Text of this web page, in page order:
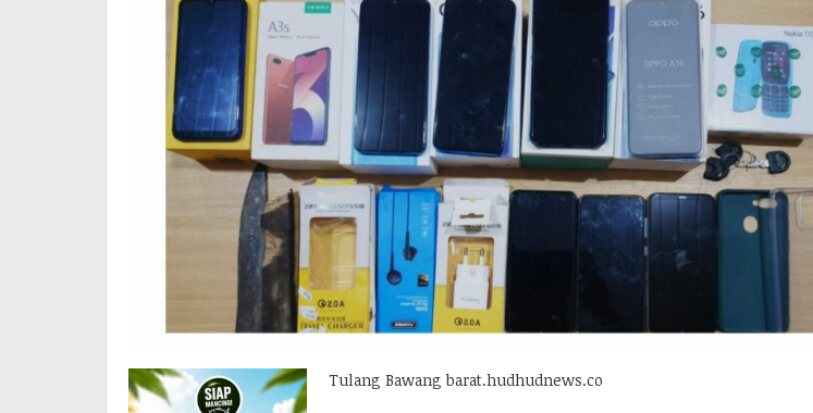
Tulang Bawang barat.hudhudnews.co